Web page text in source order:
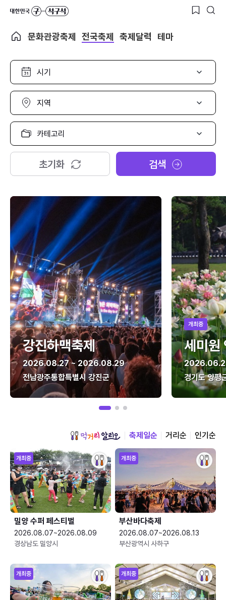
문화관광축제 전국축제 축제달력 테마
시
선
택
지
선
택
카
고
리
택
초기화 검색
강진하맥축제
2026.08.27 ~ 2026.08.29
전남광주통합특별시 강진군
개최중
세미원
경기도 양평
축제일순 거리순 인기순
개최중
밀양 수퍼 페스티벌
2026.08.07~2026.08.09
경상남도 밀양시
개최중
부산바다축제
2026.08.07~2026.08.13
부산광역시 사하구
개최중 개최중